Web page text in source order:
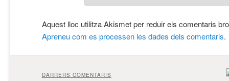
Aquest lloc utilitza Akismet per reduir els comentaris
Apreneu com es processen les dades dels comentaris.
DARRERS COMENTARIS